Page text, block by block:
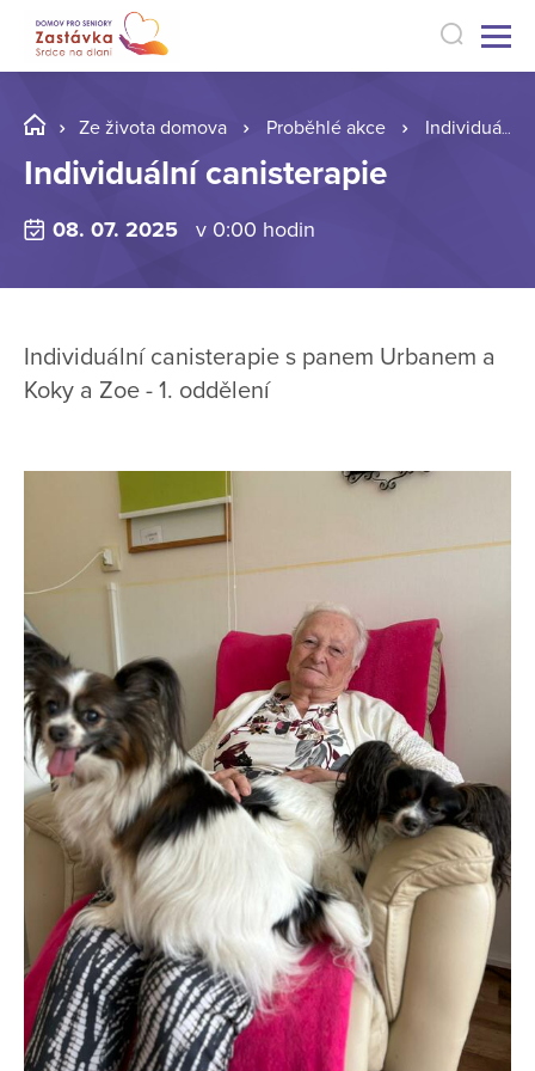
Ze života domova Proběhlé akce Individuální canisterapie
Individuální canisterapie
08. 07. 2025 v 0:00 hodin
Individuální canisterapie s panem Urbanem a
Koky a Zoe - 1. oddělení